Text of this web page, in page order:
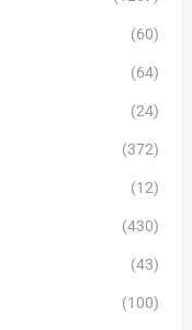
(60)
(64)
(24)
(372)
(12)
(430)
(43)
(100)